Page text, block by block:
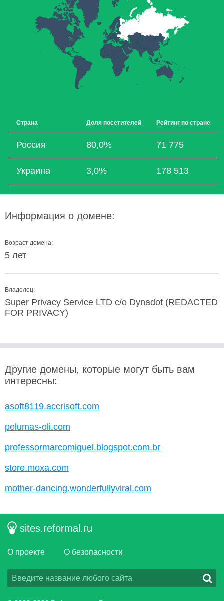
Страна Доля посетителей Рейтинг по стране
Россия 80,0% 71 775
Украина 3,0% 178 513
Информация о домене:
Возраст домена:
5 лет
Владелец:
Super Privacy Service LTD c/o Dynadot (REDACTED
FOR PRIVACY)
Другие домены, которые могут быть вам
интересны:
asoft8119.accrisoft.com
pelumas-oli.com
professormarcomiguel.blogspot.com.br
store.moxa.com
mother-dancing.wonderfullyviral.com
sites.reformal.ru
О проекте О безопасности